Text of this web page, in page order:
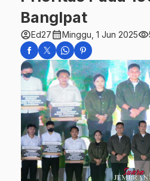
BangIpat
account_circleEd27calendar_monthMinggu, 1 Jun 2025visibility